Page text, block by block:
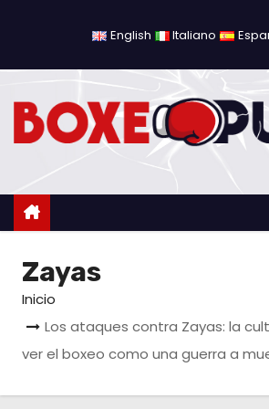
l
d
English Italiano
Zayas
Inicio
Los ataques contra Zayas: la
ver el boxeo como una guerra a